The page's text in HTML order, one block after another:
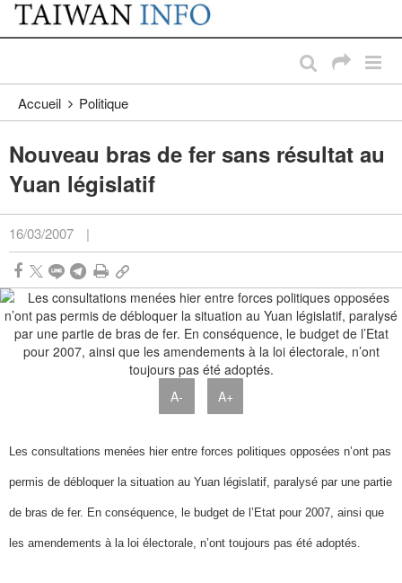
Passer au contenu principal
:::
Accueil Politique
Nouveau bras de fer sans résultat au
Yuan législatif
16/03/2007 |
A- A+
Les consultations menées hier entre forces politiques opposées n’ont pas
permis de débloquer la situation au Yuan législatif, paralysé par une partie
de bras de fer. En conséquence, le budget de l’Etat pour 2007, ainsi que
les amendements à la loi électorale, n’ont toujours pas été adoptés.